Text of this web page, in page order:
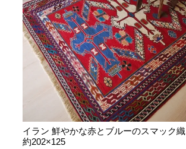
イラン 鮮やかな赤とブルーのスマック織
約202×125